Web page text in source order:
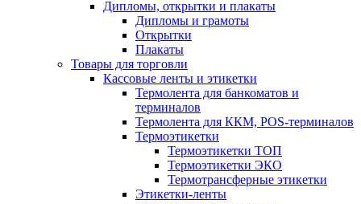
Дипломы, открытки и плакаты
Дипломы и грамоты
Открытки
Плакаты
Товары для торговли
Кассовые ленты и этикетки
Термолента для банкоматов и
терминалов
Термолента для ККМ, POS-терминалов
Термоэтикетки
Термоэтикетки ТОП
Термоэтикетки ЭКО
Термотрансферные этикетки
Этикетки-ленты